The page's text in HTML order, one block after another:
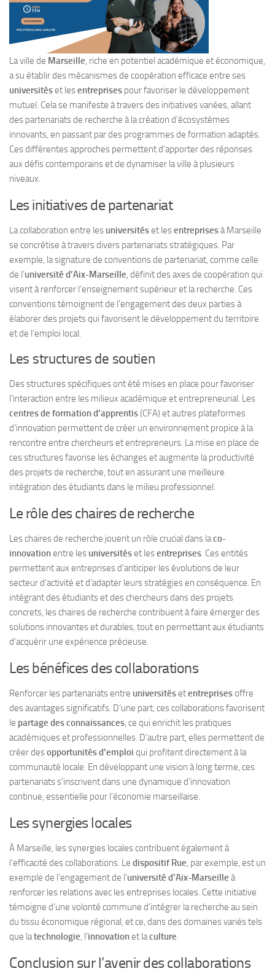
La ville de Marseille, riche en potentiel académique et économique,
a su établir des mécanismes de coopération efficace entre ses
universitéset lesentreprises pour favoriser le développement
mutuel. Cela se manifeste à travers des initiatives variées, allant
des partenariats de recherche à la création d’écosystèmes
innovants, en passant par des programmes de formation adaptés.
Ces différentes approches permettent d’apporter des réponses
aux défis contemporains et de dynamiser la ville à plusieurs
niveaux.
Les initiatives de partenariat
La collaboration entre les universitéset lesentreprisesà Marseille
se concrétise à travers divers partenariats stratégiques. Par
exemple, la signature de conventions de partenariat, comme celle
de l’université d’Aix-Marseille, définit des axes de coopération qui
visent à renforcer l’enseignement supérieur et la recherche. Ces
conventions témoignent de l’engagement des deux parties à
élaborer des projets qui favorisent le développement du territoire
et de l’emploi local.
Les structures de soutien
Des structures spécifiques ont été mises en place pour favoriser
l’interaction entre les milieux académique et entrepreneurial. Les
centres de formation d’apprentis(CFA) et autres plateformes
d’innovation permettent de créer un environnement propice à la
rencontre entre chercheurs et entrepreneurs. La mise en place de
ces structures favorise les échanges et augmente la productivité
des projets de recherche, tout en assurant une meilleure
intégration des étudiants dans le milieu professionnel.
Le rôle des chaires de recherche
Les chaires de recherche jouent un rôle crucial dans laco-
innovationentre les universitéset lesentreprises. Ces entités
permettent aux entreprises d’anticiper les évolutions de leur
secteur d’activité et d’adapter leurs stratégies en conséquence. En
intégrant des étudiants et des chercheurs dans des projets
concrets, les chaires de recherche contribuent à faire émerger des
solutions innovantes et durables, tout en permettant aux étudiants
d’acquérir une expérience précieuse.
Les bénéfices des collaborations
Renforcer les partenariats entre universitésetentreprisesoffre
des avantages significatifs. D’une part, ces collaborations favorisent
le partage des connaissances, ce qui enrichit les pratiques
académiques et professionnelles. D’autre part, elles permettent de
créer desopportunités d’emploi qui profitent directement à la
communauté locale. En développant une vision à long terme, ces
partenariats s’inscrivent dans une dynamique d’innovation
continue, essentielle pour l’économie marseillaise.
Les synergies locales
À Marseille, les synergies locales contribuent également à
l’efficacité des collaborations. Le dispositif Rue, par exemple, est un
exemple de l’engagement de l’université d’Aix-Marseille à
renforcer les relations avec les entreprises locales. Cette initiative
témoigne d’une volonté commune d’intégrer la recherche au sein
du tissu économique régional, et ce, dans des domaines variés tels
que latechnologie, l’innovationet laculture.
Conclusion sur l’avenir des collaborations